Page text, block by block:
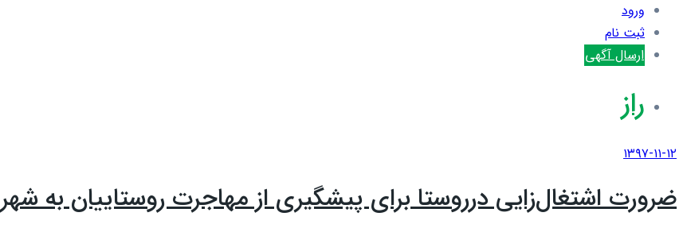
ورود
ثبت نام
ارسال آگهی
راز
۱۳۹۷-۱۱-۱۲
ضرورت اشتغال‌زایی درروستا برای پیشگیری از مهاجرت روستاییان به شهر